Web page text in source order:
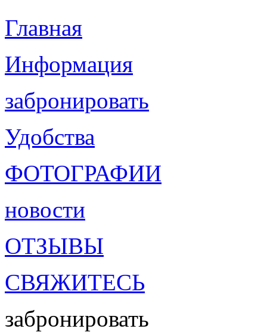
Главная
Информация
забронировать
Удобства
ФОТОГРАФИИ
новости
ОТЗЫВЫ
СВЯЖИТЕСЬ
забронировать